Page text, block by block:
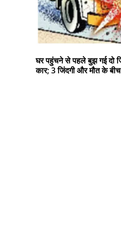
घर पहुंचने से पहले बुझ गई दो
कार; 3 जिंदगी और मौत के